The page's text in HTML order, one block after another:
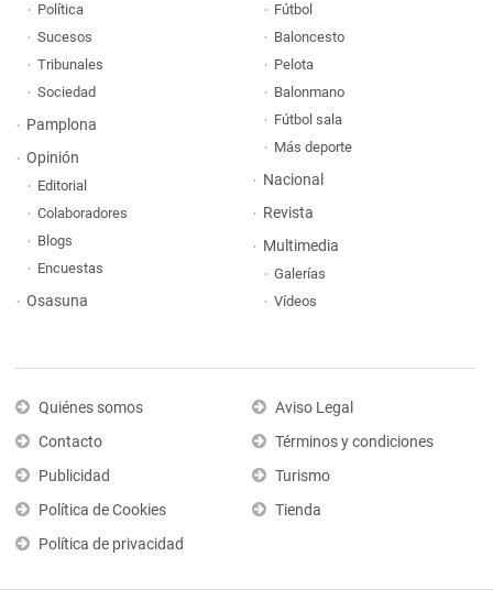
Política
Sucesos
Tribunales
Sociedad
Pamplona
Opinión
Editorial
Colaboradores
Blogs
Encuestas
Osasuna
Fútbol
Baloncesto
Pelota
Balonmano
Fútbol sala
Más deporte
Nacional
Revista
Multimedia
Galerías
Vídeos
Quiénes somos
Contacto
Publicidad
Política de Cookies
Política de privacidad
Aviso Legal
Términos y condiciones
Turismo
Tienda